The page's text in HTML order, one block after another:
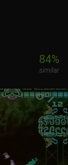
84%
similar